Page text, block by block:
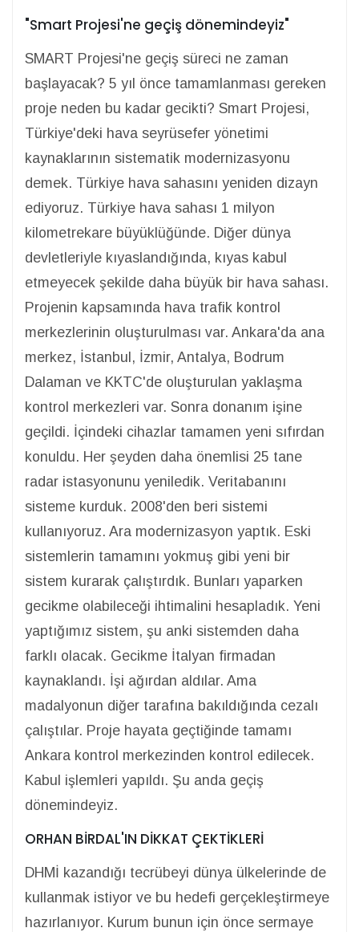
"Smart Projesi'ne geçiş dönemindeyiz"
SMART Projesi'ne geçiş süreci ne zaman
başlayacak? 5 yıl önce tamamlanması gereken
proje neden bu kadar gecikti? Smart Projesi,
Türkiye'deki hava seyrüsefer yönetimi
kaynaklarının sistematik modernizasyonu
demek. Türkiye hava sahasını yeniden dizayn
ediyoruz. Türkiye hava sahası 1 milyon
kilometrekare büyüklüğünde. Diğer dünya
devletleriyle kıyaslandığında, kıyas kabul
etmeyecek şekilde daha büyük bir hava sahası.
Projenin kapsamında hava trafik kontrol
merkezlerinin oluşturulması var. Ankara'da ana
merkez, İstanbul, İzmir, Antalya, Bodrum
Dalaman ve KKTC'de oluşturulan yaklaşma
kontrol merkezleri var. Sonra donanım işine
geçildi. İçindeki cihazlar tamamen yeni sıfırdan
konuldu. Her şeyden daha önemlisi 25 tane
radar istasyonunu yeniledik. Veritabanını
sisteme kurduk. 2008'den beri sistemi
kullanıyoruz. Ara modernizasyon yaptık. Eski
sistemlerin tamamını yokmuş gibi yeni bir
sistem kurarak çalıştırdık. Bunları yaparken
gecikme olabileceği ihtimalini hesapladık. Yeni
yaptığımız sistem, şu anki sistemden daha
farklı olacak. Gecikme İtalyan firmadan
kaynaklandı. İşi ağırdan aldılar. Ama
madalyonun diğer tarafına bakıldığında cezalı
çalıştılar. Proje hayata geçtiğinde tamamı
Ankara kontrol merkezinden kontrol edilecek.
Kabul işlemleri yapıldı. Şu anda geçiş
dönemindeyiz.
ORHAN BİRDAL'IN DİKKAT ÇEKTİKLERİ
DHMİ kazandığı tecrübeyi dünya ülkelerinde de
kullanmak istiyor ve bu hedefi gerçekleştirmeye
hazırlanıyor. Kurum bunun için önce sermaye